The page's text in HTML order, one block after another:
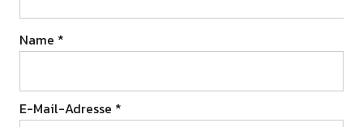
Name *
E-Mail-Adresse *